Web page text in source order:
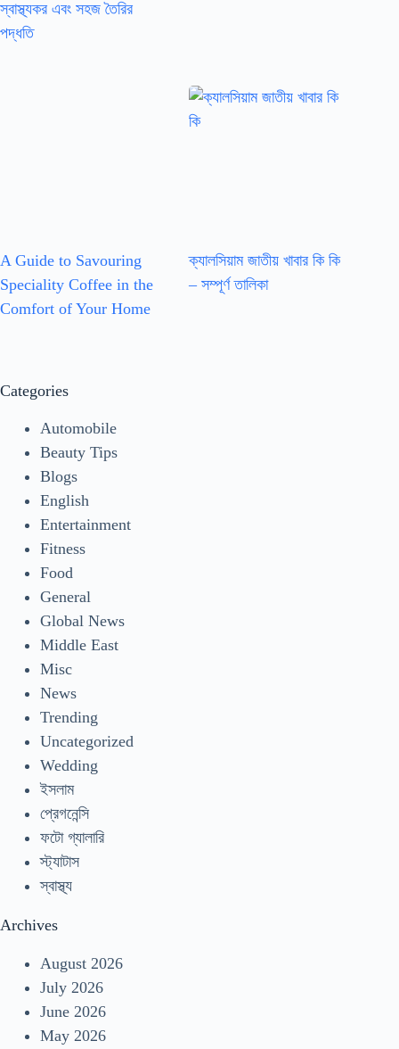
স্বাস্থ্যকর এবং সহজ তৈরির
পদ্ধতি
A Guide to Savouring
Speciality Coffee in the
Comfort of Your Home
ক্যালসিয়াম জাতীয় খাবার কি কি
– সম্পূর্ণ তালিকা
Categories
Automobile
Beauty Tips
Blogs
English
Entertainment
Fitness
Food
General
Global News
Middle East
Misc
News
Trending
Uncategorized
Wedding
ইসলাম
প্রেগনেন্সি
ফটো গ্যালারি
স্ট্যাটাস
স্বাস্থ্য
Archives
August 2026
July 2026
June 2026
May 2026